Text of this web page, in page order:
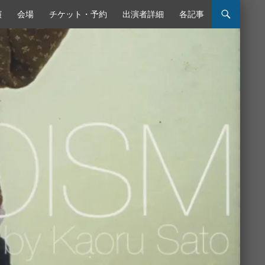
会場 チケット・予約 出演者詳細 各記事